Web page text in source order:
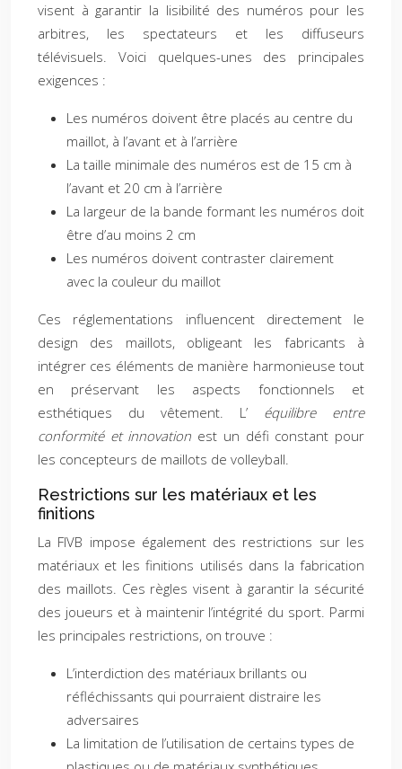
visent à garantir la lisibilité des numéros pour les
arbitres, les spectateurs et les diffuseurs
télévisuels. Voici quelques-unes des principales
exigences :
Les numéros doivent être placés au centre du
maillot, à l’avant et à l’arrière
La taille minimale des numéros est de 15 cm à
l’avant et 20 cm à l’arrière
La largeur de la bande formant les numéros doit
être d’au moins 2 cm
Les numéros doivent contraster clairement
avec la couleur du maillot
Ces réglementations influencent directement le
design des maillots, obligeant les fabricants à
intégrer ces éléments de manière harmonieuse tout
en préservant les aspects fonctionnels et
esthétiques du vêtement. L’ équilibre entre
conformité et innovation est un défi constant pour
les concepteurs de maillots de volleyball.
Restrictions sur les matériaux et les
finitions
La FIVB impose également des restrictions sur les
matériaux et les finitions utilisés dans la fabrication
des maillots. Ces règles visent à garantir la sécurité
des joueurs et à maintenir l’intégrité du sport. Parmi
les principales restrictions, on trouve :
L’interdiction des matériaux brillants ou
réfléchissants qui pourraient distraire les
adversaires
La limitation de l’utilisation de certains types de